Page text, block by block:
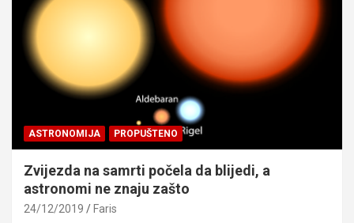
ASTRONOMIJA PROPUŠTENO
Zvijezda na samrti počela da blijedi, a
astronomi ne znaju zašto
24/12/2019 Faris